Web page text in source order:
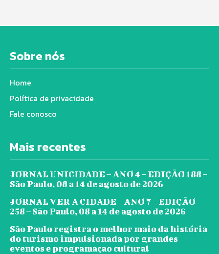
Sobre nós
Home
Política de privacidade
Fale conosco
Mais recentes
JORNAL UNICIDADE – ANO 4 – EDIÇÃO 188 –
São Paulo, 08 a 14 de agosto de 2026
JORNAL VER A CIDADE – ANO 7 – EDIÇÃO
258 – São Paulo, 08 a 14 de agosto de 2026
São Paulo registra o melhor maio da história
do turismo impulsionada por grandes
eventos e programação cultural